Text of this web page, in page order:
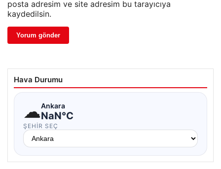
posta adresim ve site adresim bu tarayıcıya
kaydedilsin.
Hava Durumu
☁Ankara
NaN°C
ŞEHIR SEÇ